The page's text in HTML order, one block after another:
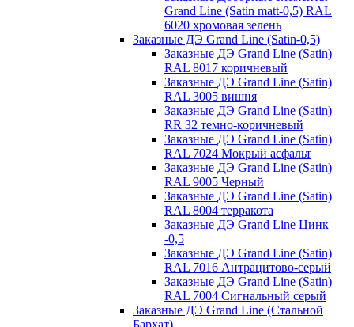
Grand Line (Satin matt-0,5) RAL
6020 хромовая зелень
Заказные ДЭ Grand Line (Satin-0,5)
Заказные ДЭ Grand Line (Satin)
RAL 8017 коричневый
Заказные ДЭ Grand Line (Satin)
RAL 3005 вишня
Заказные ДЭ Grand Line (Satin)
RR 32 темно-коричневый
Заказные ДЭ Grand Line (Satin)
RAL 7024 Мокрый асфальт
Заказные ДЭ Grand Line (Satin)
RAL 9005 Черный
Заказные ДЭ Grand Line (Satin)
RAL 8004 терракота
Заказные ДЭ Grand Line Цинк
-0,5
Заказные ДЭ Grand Line (Satin)
RAL 7016 Антрацитово-серый
Заказные ДЭ Grand Line (Satin)
RAL 7004 Сигнальный серый
Заказные ДЭ Grand Line (Стальной
Бархат)